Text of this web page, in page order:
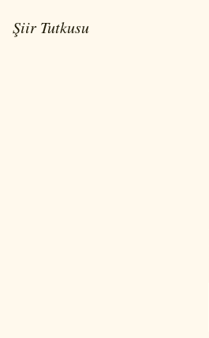
Şiir Tutkusu